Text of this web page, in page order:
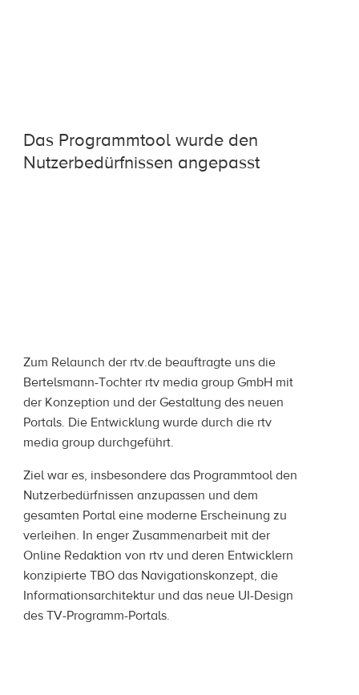
Das Programmtool wurde den
Nutzerbedürfnissen angepasst
Zum Relaunch der rtv.de beauftragte uns die
Bertelsmann-Tochter rtv media group GmbH mit
der Konzeption und der Gestaltung des neuen
Portals. Die Entwicklung wurde durch die rtv
media group durchgeführt.
Ziel war es, insbesondere das Programmtool den
Nutzerbedürfnissen anzupassen und dem
gesamten Portal eine moderne Erscheinung zu
verleihen. In enger Zusammenarbeit mit der
Online Redaktion von rtv und deren Entwicklern
konzipierte TBO das Navigationskonzept, die
Informationsarchitektur und das neue UI-Design
des TV-Programm-Portals.